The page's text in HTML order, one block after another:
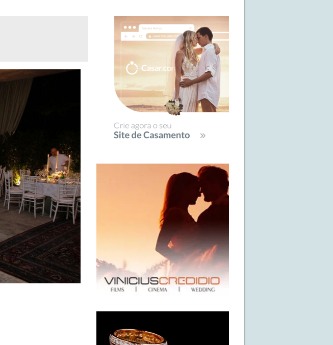
SIDEBAR